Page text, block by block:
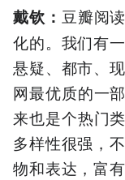
戴钦： 豆瓣阅
化的。我们有
悬疑、都市、
网最优质的一
来也是个热门
多样性很强，
物和表达，富